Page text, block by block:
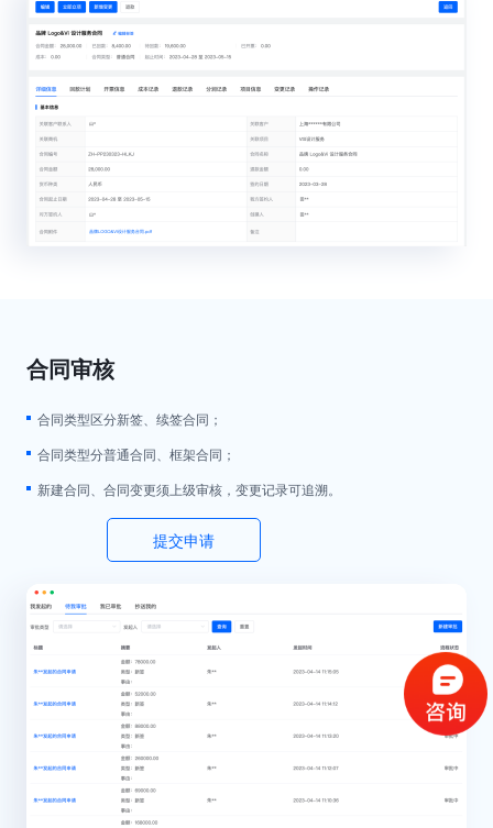
合同审核
合同类型区分新签、续签合同；
合同类型分普通合同、框架合同；
新建合同、合同变更须上级审核，变更记录可追溯。
提交申请